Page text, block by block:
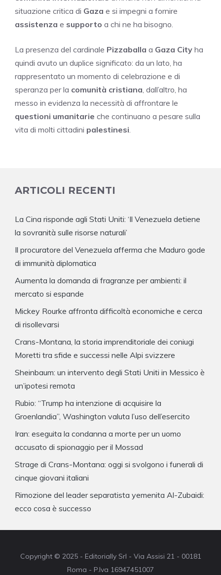
situazione critica di Gaza e si impegni a fornire
assistenza e supporto a chi ne ha bisogno.
La presenza del cardinale Pizzaballa a Gaza City ha
quindi avuto un duplice significato: da un lato, ha
rappresentato un momento di celebrazione e di
speranza per la comunità cristiana , dall’altro, ha
messo in evidenza la necessità di affrontare le
questioni umanitarie che continuano a pesare sulla
vita di molti cittadini palestinesi
ARTICOLI RECENTI
La Cina risponde agli Stati Uniti: ‘Il Venezuela detiene
la sovranità sulle risorse naturali’
Il procuratore del Venezuela afferma che Maduro gode
di immunità diplomatica
Aumenta la domanda di fragranze per ambienti: il
mercato si espande
Mickey Rourke affronta difficoltà economiche e cerca
di risollevarsi
Crans-Montana, la storia imprenditoriale dei coniugi
Moretti tra sfide e successi nelle Alpi svizzere
Sheinbaum: un intervento degli Stati Uniti in Messico è
un’ipotesi remota
Rubio: “Trump ha intenzione di acquisire la
Groenlandia”, Washington valuta l’uso dell’esercito
Iran: eseguita la condanna a morte per un uomo
accusato di spionaggio per il Mossad
Strage di Crans-Montana: oggi si svolgono i funerali di
cinque giovani italiani
Rimozione del leader separatista yemenita Al-Zubaidi:
ecco cosa è successo
Copyright © 2025 - Editorially Srl - Via Assisi 21 - 00181
Roma - P.Iva 16947451007